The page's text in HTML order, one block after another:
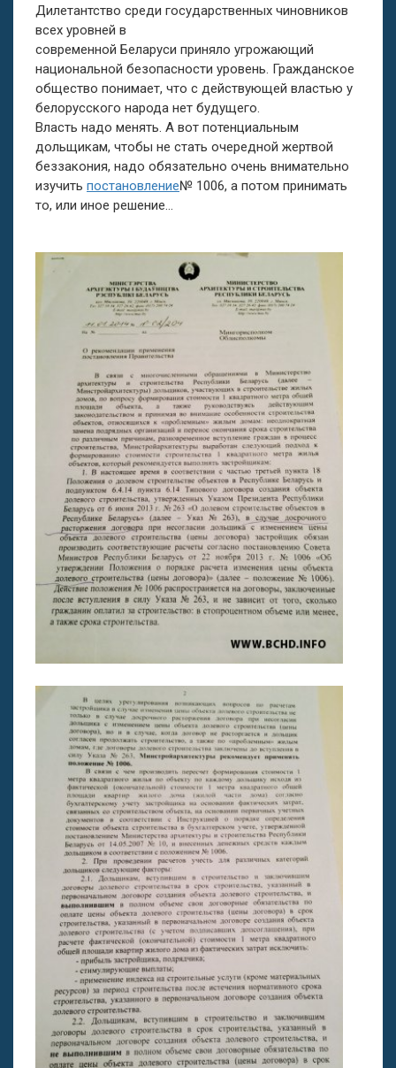
Дилетантство среди государственных чиновников
всех уровней в
современной Беларуси приняло угрожающий
национальной безопасности уровень. Гражданское
общество понимает, что с действующей властью у
белорусского народа нет будущего.
Власть надо менять. А вот потенциальным
дольщикам, чтобы не стать очередной жертвой
беззакония, надо обязательно очень внимательно
изучить постановление№ 1006, а потом принимать
то, или иное решение…